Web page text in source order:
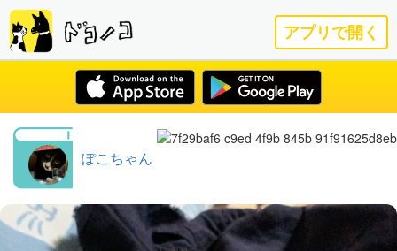
アプリで開く
ぽこちゃん